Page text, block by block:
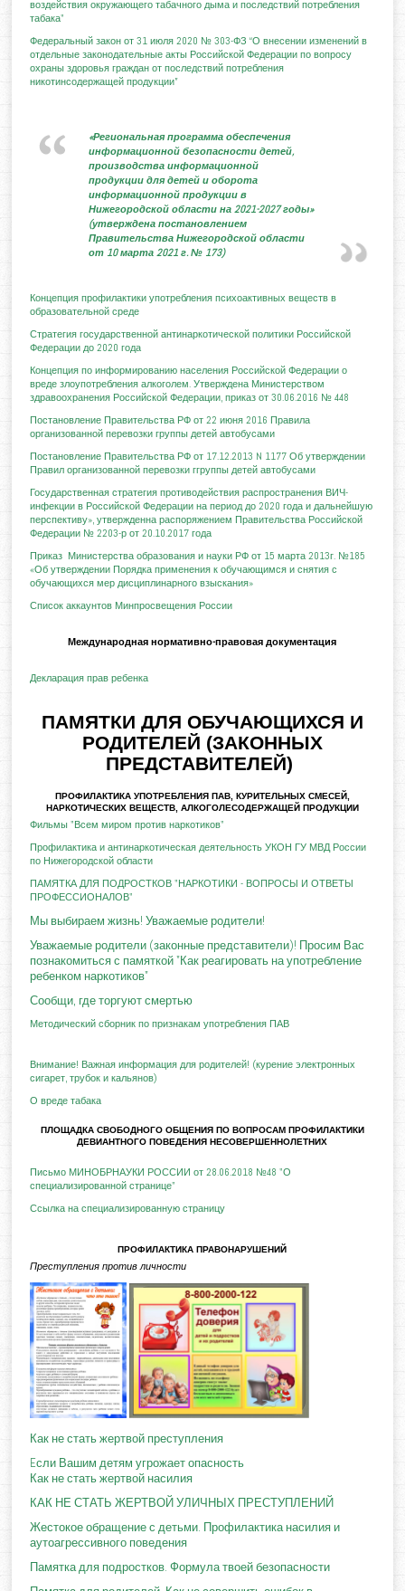
воздействия окружающего табачного дыма и последствий потребления
табака"
Федеральный закон от 31 июля 2020 № 303-ФЗ “О внесении изменений в
отдельные законодательные акты Российской Федерации по вопросу
охраны здоровья граждан от последствий потребления
никотинсодержащей продукции”
«Региональная программа обеспечения
информационной безопасности детей,
производства информационной
продукции для детей и оборота
информационной продукции в
Нижегородской области на 2021-2027 годы»
(утверждена постановлением
Правительства Нижегородской области
от 10 марта 2021 г. № 173)
Концепция профилактики употребления психоактивных веществ в
образовательной среде
Стратегия государственной антинаркотической политики Российской
Федерации до 2020 года
Концепция по информированию населения Российской Федерации о
вреде злоупотребления алкоголем. Утверждена Министерством
здравоохранения Российской Федерации, приказ от 30.06.2016 № 448
Постановление Правительства РФ от 22 июня 2016 Правила
организованной перевозки группы детей автобусами
Постановление Правительства РФ от 17.12.2013 N 1177 Об утверждении
Правил организованной перевозки ггруппы детей автобусами
Государственная стратегия противодействия распространения ВИЧ-
инфекции в Российской Федерации на период до 2020 года и дальнейшую
перспективу», утвержденна распоряжением Правительства Российской
Федерации № 2203-р от 20.10.2017 года
Приказ Министерства образования и науки РФ от 15 марта 2013г. №185
«Об утверждении Порядка применения к обучающимся и снятия с
обучающихся мер дисциплинарного взыскания»
Список аккаунтов Минпросвещения России
Международная нормативно-правовая документация
Декларация прав ребенка
ПАМЯТКИ ДЛЯ ОБУЧАЮЩИХСЯ И
РОДИТЕЛЕЙ (ЗАКОННЫХ
ПРЕДСТАВИТЕЛЕЙ)
ПРОФИЛАКТИКА УПОТРЕБЛЕНИЯ ПАВ, КУРИТЕЛЬНЫХ СМЕСЕЙ,
НАРКОТИЧЕСКИХ ВЕЩЕСТВ, АЛКОГОЛЕСОДЕРЖАЩЕЙ ПРОДУКЦИИ
Фильмы "Всем миром против наркотиков"
Профилактика и антинаркотическая деятельность УКОН ГУ МВД России
по Нижегородской области
ПАМЯТКА ДЛЯ ПОДРОСТКОВ "НАРКОТИКИ - ВОПРОСЫ И ОТВЕТЫ
ПРОФЕССИОНАЛОВ"
Мы выбираем жизнь! Уважаемые родители!
Уважаемые родители (законные представители)! Просим Вас
познакомиться с памяткой "Как реагировать на употребление
ребенком наркотиков"
Сообщи, где торгуют смертью
Методический сборник по признакам употребления ПАВ
Внимание! Важная информация для родителей! (курение электронных
сигарет, трубок и кальянов)
О вреде табака
ПЛОЩАДКА СВОБОДНОГО ОБЩЕНИЯ ПО ВОПРОСАМ ПРОФИЛАКТИКИ
ДЕВИАНТНОГО ПОВЕДЕНИЯ НЕСОВЕРШЕННОЛЕТНИХ
Письмо МИНОБРНАУКИ РОССИИ от 28.06.2018 №48 "О
специализированной странице"
Ссылка на специализированную страницу
ПРОФИЛАКТИКА ПРАВОНАРУШЕНИЙ
Преступления против личности
Как не стать жертвой преступления
Eсли Вашим детям угрожает опасность
Как не стать жертвой насилия
КАК НЕ СТАТЬ ЖЕРТВОЙ УЛИЧНЫХ ПРЕСТУПЛЕНИЙ
Жестокое обращение с детьми. Профилактика насилия и
аутоагрессивного поведения
Памятка для подростков. Формула твоей безопасности